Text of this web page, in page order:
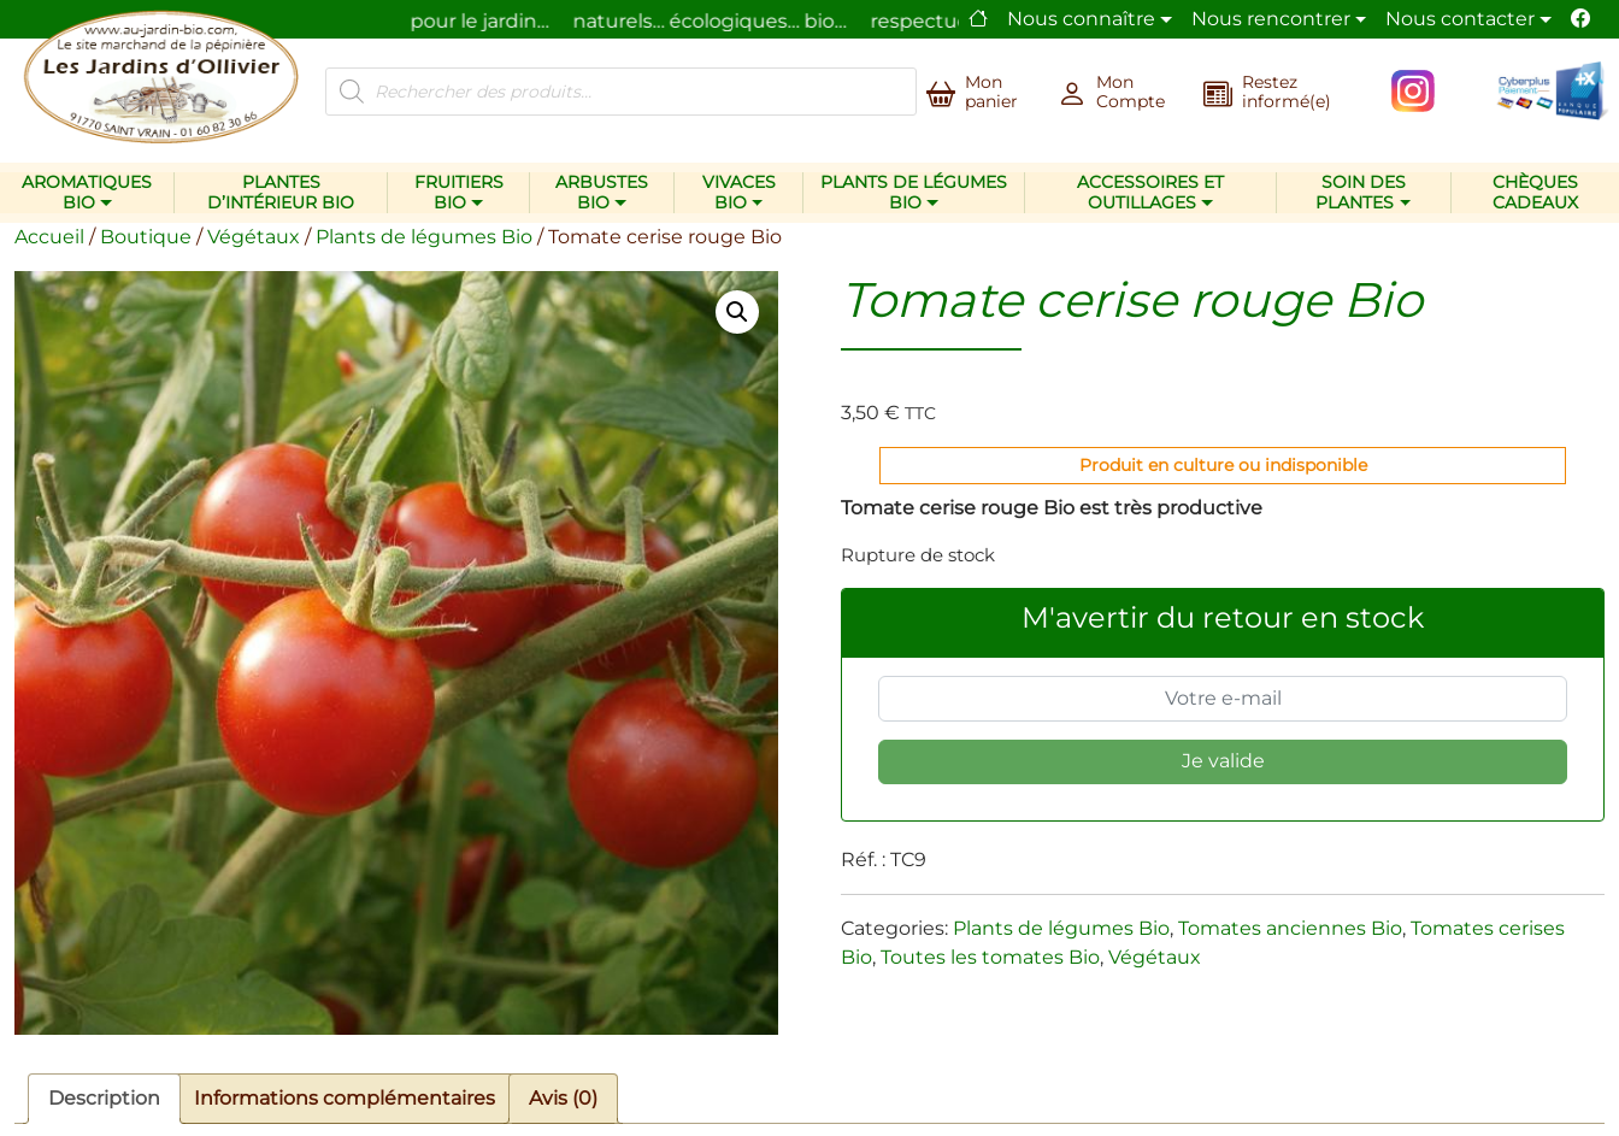
Des plantes et des produits pour le jardin… naturels… écologiques… bio… respectueux de l’homme et de la nature. La pépinière Les Jardins d’Ollivier
respectueux de l’environnement.
Nous connaître Nous rencontrer Nous contacter
Recherche
de
produits
Mon
panier
Mon
Compte
Restez
informé(e)
AROMATIQUES
BIO
PLANTES
D’INTÉRIEUR BIO
FRUITIERS
BIO
ARBUSTES
BIO
VIVACES
BIO
PLANTS DE LÉGUMES
BIO
ACCESSOIRES ET
OUTILLAGES
SOIN DES
PLANTES
CHÈQUES
CADEAUX
Accueil / Boutique /Végétaux / Plants de légumes Bio / Tomate cerise rouge Bio
Tomate cerise rouge Bio
3,50€ TTC
Produit en culture ou indisponible
Tomate cerise rouge Bio est très productive
Rupture de stock
M'avertir du retour en stock
Réf. :TC9
Categories: Plants de légumes Bio,Tomates anciennes Bio,Tomates cerises
Bio,Toutes les tomates Bio,Végétaux
Description Informations complémentaires Avis (0)